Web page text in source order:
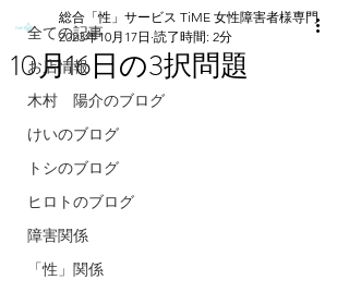
全ての記事
お店情報
木村 陽介のブログ
けいのブログ
トシのブログ
ヒロトのブログ
障害関係
「性」関係
10月16日の3択問題
総合「性」サービス TiME 女性障害者様専門
2023年10月17日 読了時間: 2分